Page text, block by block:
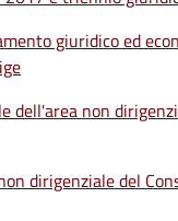
giuridico ed
non
dirigenziale del